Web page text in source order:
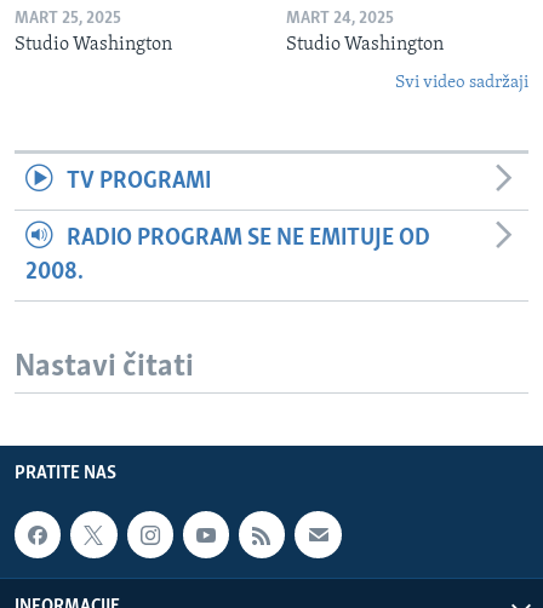
MART 25, 2025
Studio Washington
MART 24, 2025
Studio Washington
Svi video sadržaji
TV PROGRAMI
RADIO PROGRAM SE NE EMITUJE OD
2008.
Nastavi čitati
PRATITE NAS